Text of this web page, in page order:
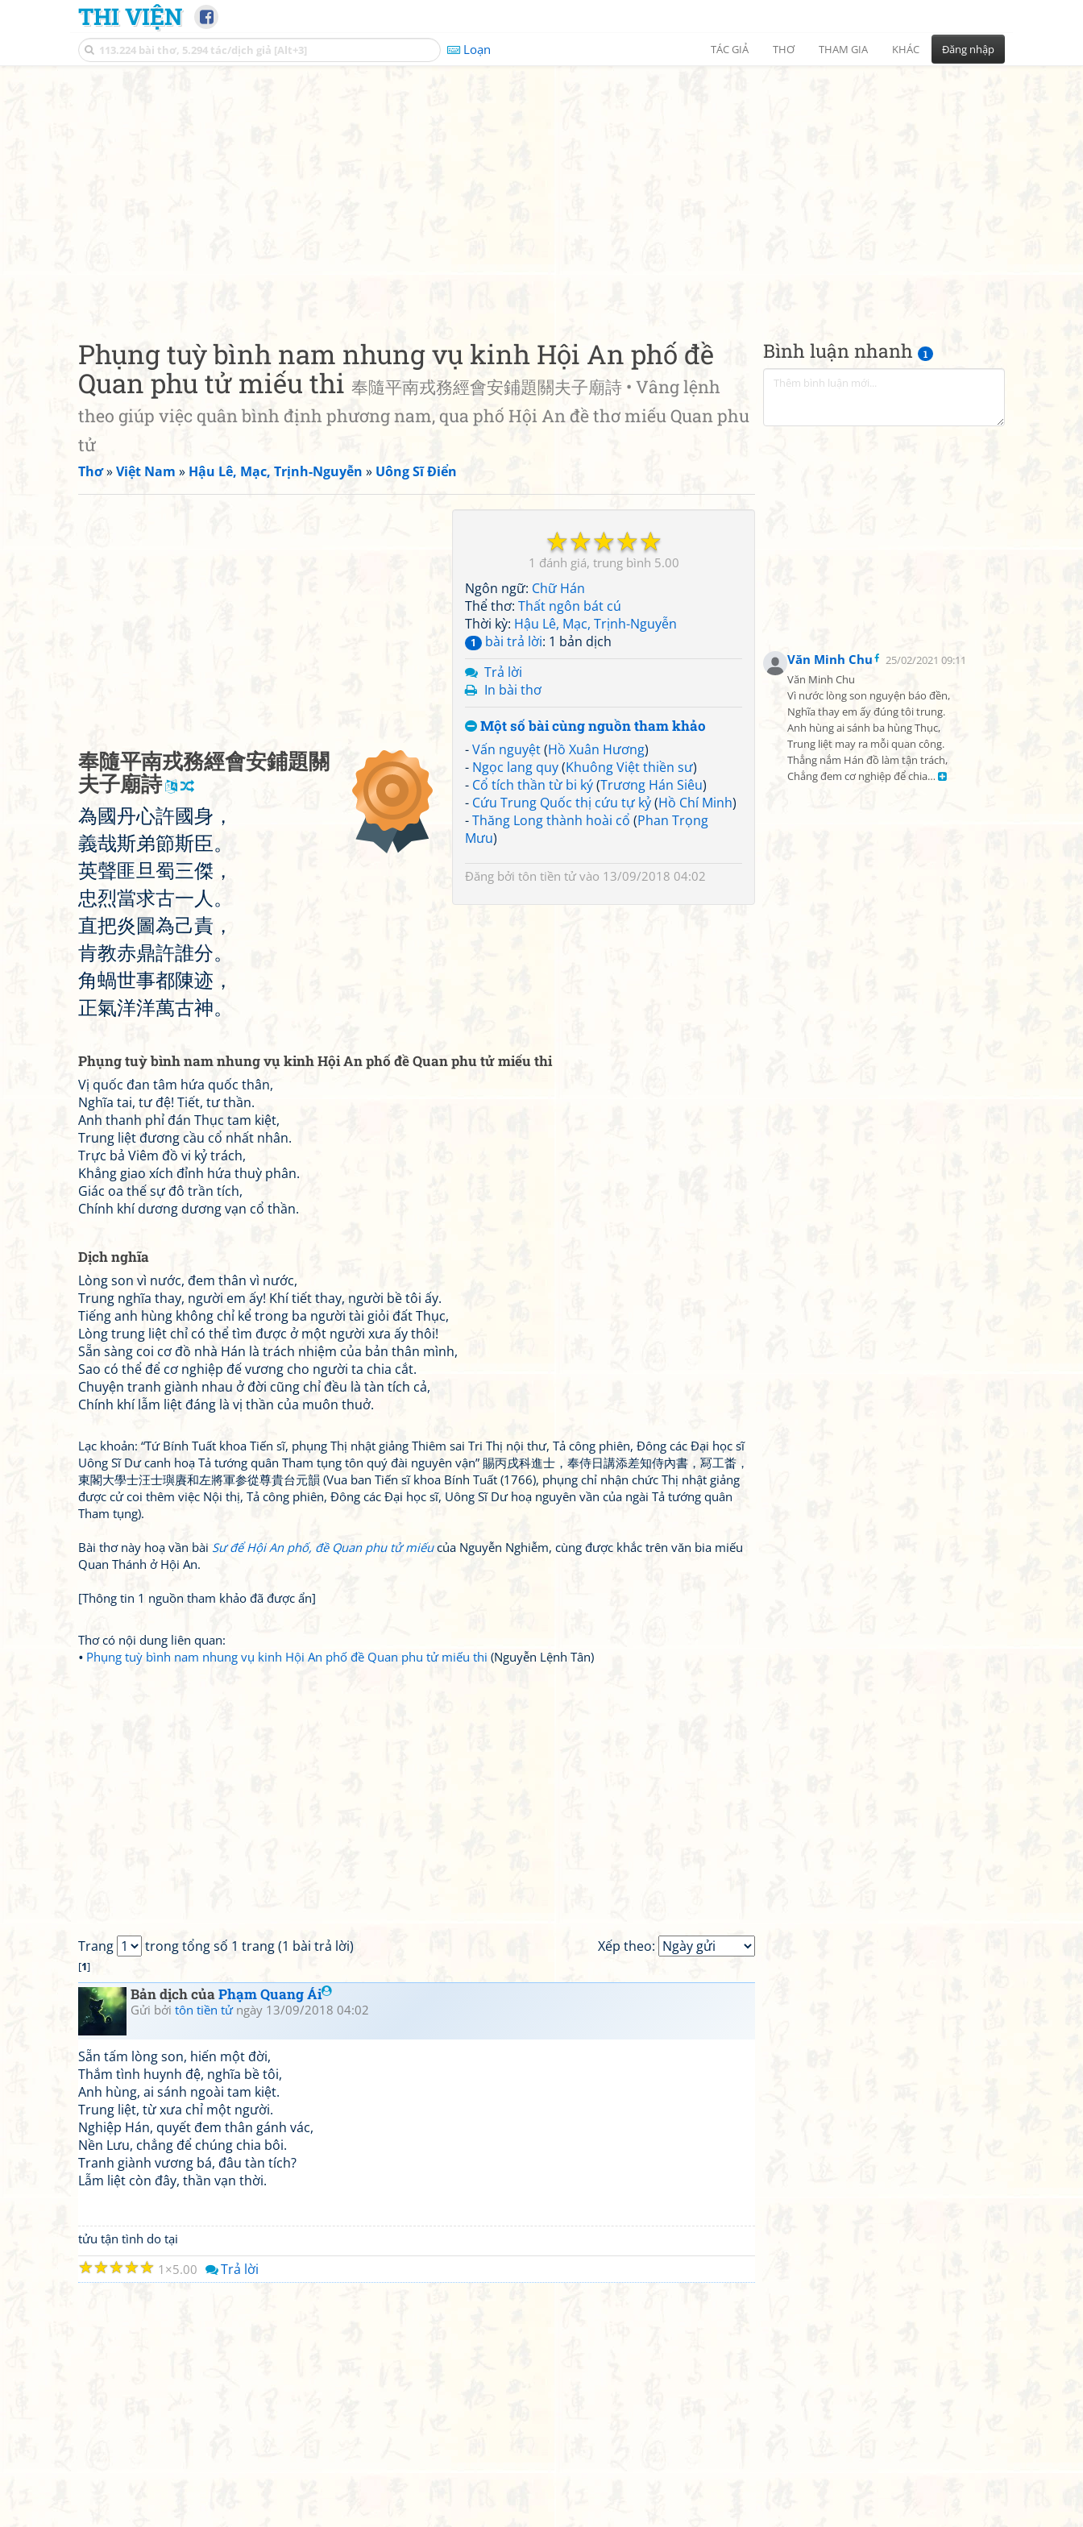
THI VIỆN
Loạn TÁC GIẢ THƠ THAM GIA KHÁC Đăng nhập
Bình luận nhanh 1
Văn Minh Chu
25/02/2021 09:11
Văn Minh Chu
Vì nước lòng son nguyện báo đền,
Nghĩa thay em ấy đúng tôi trung.
Anh hùng ai sánh ba hùng Thục,
Trung liệt may ra mỗi quan công.
Thẳng nắm Hán đồ làm tận trách,
Chẳng đem cơ nghiệp để chia…
Phụng tuỳ bình nam nhung vụ kinh Hội An phố đề
Quan phu tử miếu thi 奉隨平南戎務經會安鋪題關夫子廟詩 • Vâng lệnh
theo giúp việc quân bình định phương nam, qua phố Hội An đề thơ miếu Quan phu
tử
Thơ»Việt Nam » Hậu Lê, Mạc, Trịnh-Nguyễn » Uông Sĩ Điển
☆
☆
☆
☆
☆
1 5.00
Ngôn ngữ: Chữ Hán
Thể thơ: Thất ngôn bát cú
Thời kỳ: Hậu Lê, Mạc, Trịnh-Nguyễn
1 bài trả lời: 1 bản dịch
Trả lời
In bài thơ
Một số bài cùng nguồn tham khảo
-Vấn nguyệt(Hồ Xuân Hương)
- Ngọc lang quy(Khuông Việt thiền sư)
- Cổ tích thần từ bi ký(Trương Hán Siêu)
- Cứu Trung Quốc thị cứu tự kỷ(Hồ Chí Minh)
-Thăng Long thành hoài cổ (Phan Trọng
Mưu)
Đăng bởi tôn tiền tửvào 13/09/2018 04:02
奉隨平南戎務經會安鋪題關
夫子廟詩
為國丹心許國身 ，
義哉斯弟節斯臣。
英聲匪 旦蜀三傑 ，
忠烈當求古一 人 。
直把炎圖為己責 ，
肯教赤鼎許誰分。
角蝸世事都陳迹 ，
正氣洋洋萬古神。
Phụng tuỳ bình nam nhung vụ kinh Hội An phố đề Quan phu tử miếu thi
Vị quốc đan tâm hứa quốc thân,
Nghĩa tai, tư đệ! Tiết, tư thần.
Anh thanh phỉ đán Thục tam kiệt,
Trung liệt đương cầu cổ nhất nhân.
Trực bả Viêm đồ vi kỷ trách,
Khẳng giao xích đỉnh hứa thuỳ phân.
Giác oa thế sự đô trần tích,
Chính khí dương dương vạn cổ thần.
Dịch nghĩa
Lòng son vì nước, đem thân vì nước,
Trung nghĩa thay, người em ấy! Khí tiết thay, người bề tôi ấy.
Tiếng anh hùng không chỉ kể trong ba người tài giỏi đất Thục,
Lòng trung liệt chỉ có thể tìm được ở một người xưa ấy thôi!
Sẵn sàng coi cơ đồ nhà Hán là trách nhiệm của bản thân mình,
Sao có thể để cơ nghiệp đế vương cho người ta chia cắt.
Chuyện tranh giành nhau ở đời cũng chỉ đều là tàn tích cả,
Chính khí lẫm liệt đáng là vị thần của muôn thuở.
Lạc khoản: “Tứ Bính Tuất khoa Tiến sĩ, phụng Thị nhật giảng Thiêm sai Tri Thị nội thư, Tả công phiên, Đông các Đại học sĩ
Uông Sĩ Dư canh hoạ Tả tướng quân Tham tụng tôn quý đài nguyên vận” 賜丙戌科進士，奉侍日講添差知侍內書，冩工畨，
東閣大學士汪士璵賡和左將軍参從尊貴台元韻 (Vua ban Tiến sĩ khoa Bính Tuất (1766), phụng chỉ nhận chức Thị nhật giảng
được cử coi thêm việc Nội thị, Tả công phiên, Đông các Đại học sĩ, Uông Sĩ Dư hoạ nguyên vần của ngài Tả tướng quân
Tham tụng).
Bài thơ này hoạ vần bài Sư để Hội An phố, đề Quan phu tử miếucủa Nguyễn Nghiễm, cùng được khắc trên văn bia miếu
Quan Thánh ở Hội An.
[Thông tin 1 nguồn tham khảo đã được ẩn]
Thơ có nội dung liên quan:
Phụng tuỳ bình nam nhung vụ kinh Hội An phố đề Quan phu tử miếu thi (Nguyễn Lệnh Tân)
Xếp theo:
Trang trong tổng số 1 trang (1 bài trả lời)
[1]
Bản dịch củaPhạm Quang Ái
Gửi bởi tôn tiền tửngày 13/09/2018 04:02
Sẵn tấm lòng son, hiến một đời,
Thắm tình huynh đệ, nghĩa bề tôi,
Anh hùng, ai sánh ngoài tam kiệt.
Trung liệt, từ xưa chỉ một người.
Nghiệp Hán, quyết đem thân gánh vác,
Nền Lưu, chẳng để chúng chia bôi.
Tranh giành vương bá, đâu tàn tích?
Lẫm liệt còn đây, thần vạn thời.
tửu tận tình do tại
☆
☆
☆
☆
☆ 1 5.00 Trả lời